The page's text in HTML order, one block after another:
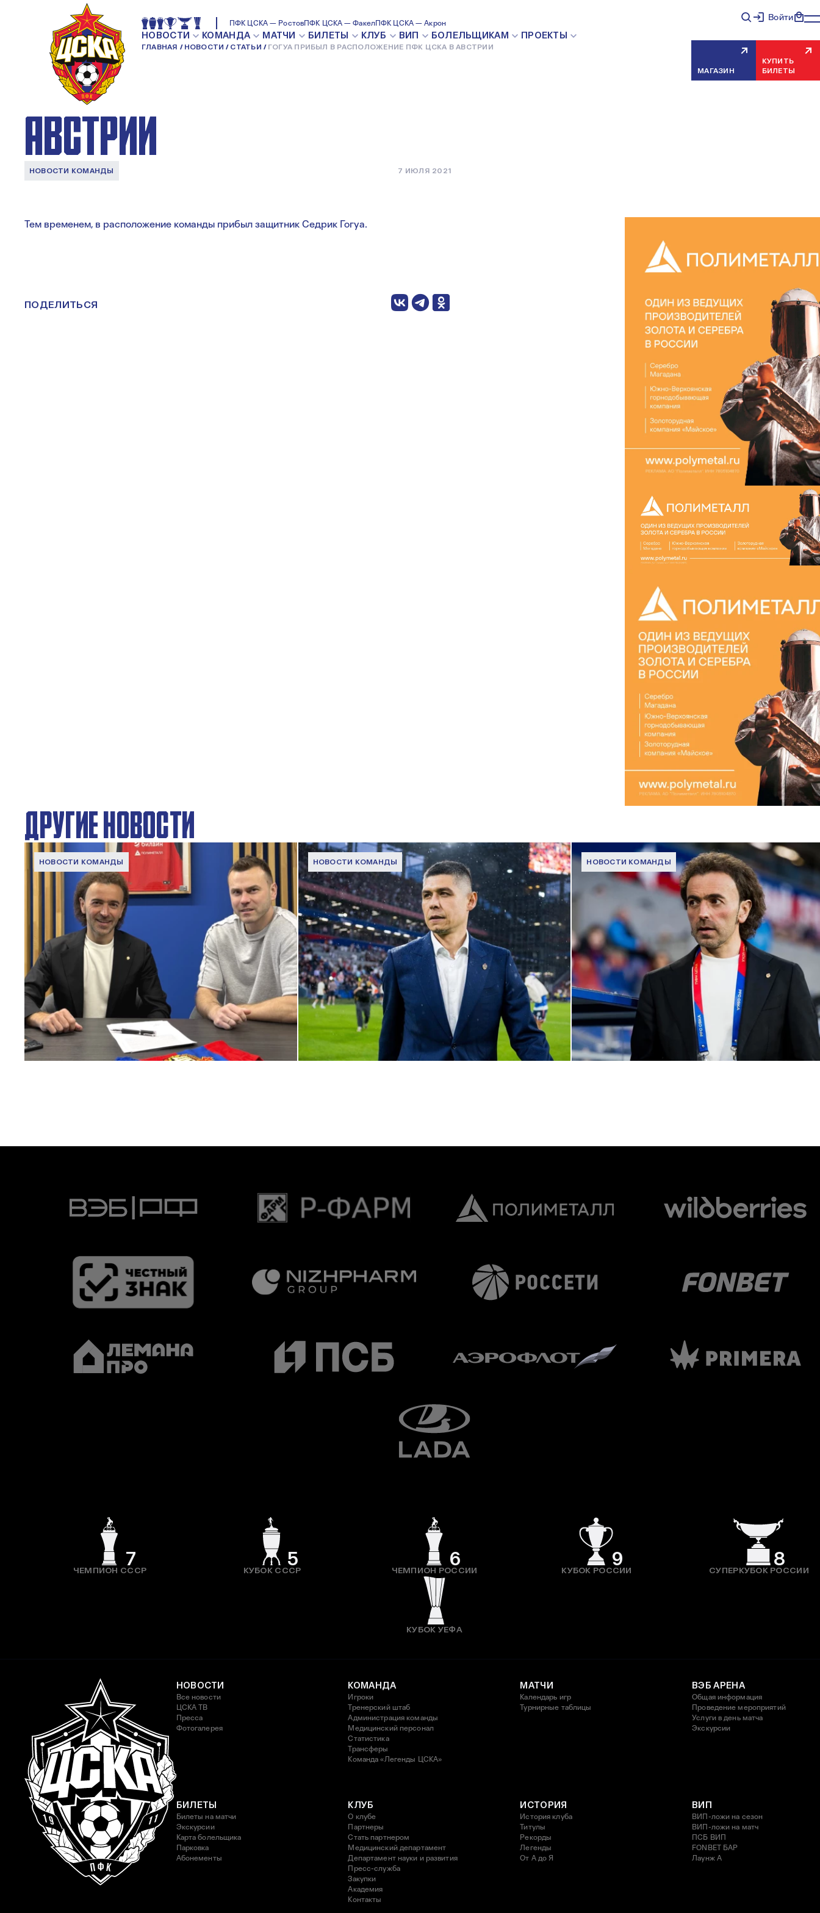
ПФК ЦСКА — РостовПФК ЦСКА — ФакелПФК ЦСКА — Акрон
НОВОСТИ КОМАНДА МАТЧИ БИЛЕТЫ КЛУБ ВИП БОЛЕЛЬЩИКАМ ПРОЕКТЫ
ГЛАВНАЯ НОВОСТИ СТАТЬИ ГОГУА ПРИБЫЛ В РАСПОЛОЖЕНИЕ ПФК ЦСКА В АВСТРИИ
Войти
МАГАЗИН
КУПИТЬ
БИЛЕТЫ
ГОГУА ПРИБЫЛ В
РАСПОЛОЖЕНИЕ ПФК ЦСКА В
АВСТРИИ
НОВОСТИ КОМАНДЫ 7 ИЮЛЯ 2021
Тем временем, в расположение команды прибыл защитник Седрик Гогуа.
ПОДЕЛИТЬСЯ
ДРУГИЕ НОВОСТИ
НОВОСТИ КОМАНДЫ
Капитан – с нами!
2 ИЮНЯ 2026 12:55
НОВОСТИ КОМАНДЫ
Дмитрий Игдисамов о формировании тренерского штаба
1 ИЮНЯ 2026 16:57
НОВОСТИ КОМАНДЫ
Комментарий генерального директора ПФК ЦСКА Романа
Бабаева
1 ИЮНЯ 2026 16:45
7
ЧЕМПИОН СССР
5
КУБОК СССР
6
ЧЕМПИОН РОССИИ
9
КУБОК РОССИИ
8
СУПЕРКУБОК РОССИИ
КУБОК УЕФА
НОВОСТИ
Все новости
ЦСКА ТВ
Пресса
Фотогалерея
КОМАНДА
Игроки
Тренерский штаб
Администрация команды
Медицинский персонал
Статистика
Трансферы
Команда «Легенды ЦСКА»
МАТЧИ
Календарь игр
Турнирные таблицы
ВЭБ АРЕНА
Общая информация
Проведение мероприятий
Услуги в день матча
Экскурсии
БИЛЕТЫ
Билеты на матчи
Экскурсии
Карта болельщика
Парковка
Абонементы
КЛУБ
О клубе
Партнеры
Стать партнером
Медицинский департамент
Департамент науки и развития
Пресс-служба
Закупки
Академия
Контакты
ИСТОРИЯ
История клуба
Титулы
Рекорды
Легенды
От А до Я
ВИП
ВИП-ложи на сезон
ВИП-ложи на матч
ПСБ ВИП
FONBET БАР
Лаунж A